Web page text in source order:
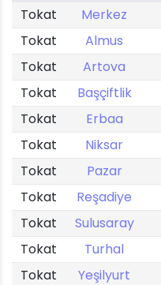
Tokat Merkez
Tokat
Almus
Tokat
Artova
Tokat
Başçiftlik
Tokat
Erbaa
Tokat
Niksar
Tokat
Pazar
Tokat
Reşadiye
Tokat
Sulusaray
Tokat
Turhal
Tokat
Yeşilyurt